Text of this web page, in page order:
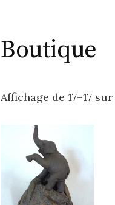
Boutique
Affichage de 17–17